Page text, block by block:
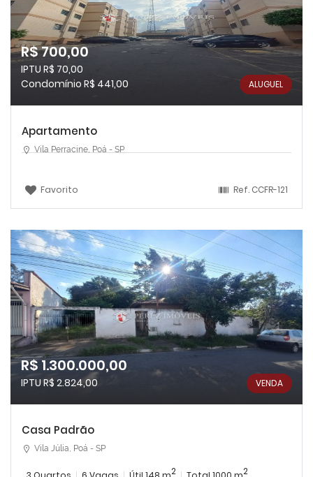
R$ 700,00
IPTU R$ 70,00
Condomínio R$ 441,00
ALUGUEL
Apartamento
Vila Perracine, Poá - SP
Favorito Ref. CCFR-121
R$ 1.300.000,00
IPTU R$ 2.824,00 VENDA
Casa Padrão
Vila Júlia, Poá - SP
2 2